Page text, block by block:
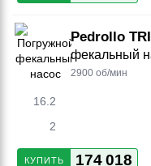
Pedrollo
фекальный
2900 об/мин
16.2
2
КУПИТЬ 174 018